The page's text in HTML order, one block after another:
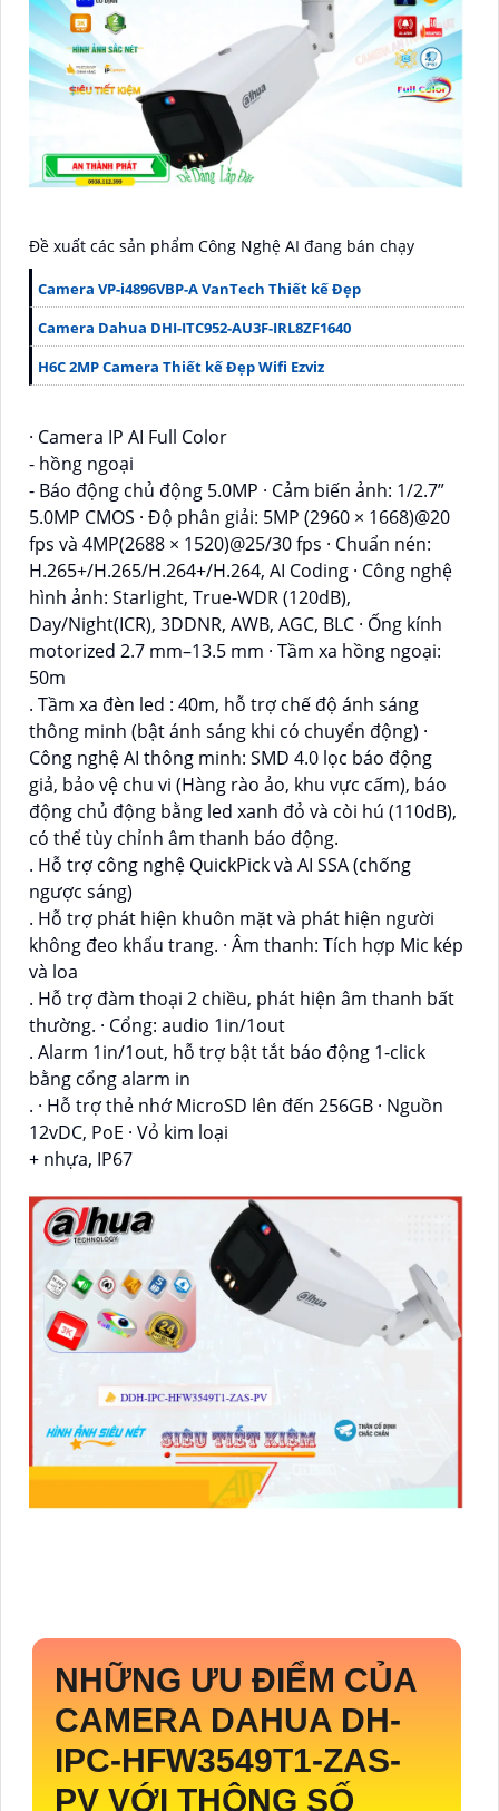
Đề xuất các sản phẩm Công Nghệ AI đang bán chạy
Camera VP-i4896VBP-A VanTech Thiết kế Đẹp
Camera Dahua DHI-ITC952-AU3F-IRL8ZF1640
H6C 2MP Camera Thiết kế Đẹp Wifi Ezviz
· Camera IP AI Full Color
- hồng ngoại
- Báo động chủ động 5.0MP · Cảm biến ảnh: 1/2.7”
5.0MP CMOS · Độ phân giải: 5MP (2960 × 1668)@20
fps và 4MP(2688 × 1520)@25/30 fps · Chuẩn nén:
H.265+/H.265/H.264+/H.264, AI Coding · Công nghệ
hình ảnh: Starlight, True-WDR (120dB),
Day/Night(ICR), 3DDNR, AWB, AGC, BLC · Ống kính
motorized 2.7 mm–13.5 mm · Tầm xa hồng ngoại:
50m
. Tầm xa đèn led : 40m, hỗ trợ chế độ ánh sáng
thông minh (bật ánh sáng khi có chuyển động) ·
Công nghệ AI thông minh: SMD 4.0 lọc báo động
giả, bảo vệ chu vi (Hàng rào ảo, khu vực cấm), báo
động chủ động bằng led xanh đỏ và còi hú (110dB),
có thể tùy chỉnh âm thanh báo động.
. Hỗ trợ công nghệ QuickPick và AI SSA (chống
ngược sáng)
. Hỗ trợ phát hiện khuôn mặt và phát hiện người
không đeo khẩu trang. · Âm thanh: Tích hợp Mic kép
và loa
. Hỗ trợ đàm thoại 2 chiều, phát hiện âm thanh bất
thường. · Cổng: audio 1in/1out
. Alarm 1in/1out, hỗ trợ bật tắt báo động 1-click
bằng cổng alarm in
. · Hỗ trợ thẻ nhớ MicroSD lên đến 256GB · Nguồn
12vDC, PoE · Vỏ kim loại
+ nhựa, IP67
NHỮNG ƯU ĐIỂM CỦA
CAMERA DAHUA DH-
IPC-HFW3549T1-ZAS-
PV VỚI THÔNG SỐ